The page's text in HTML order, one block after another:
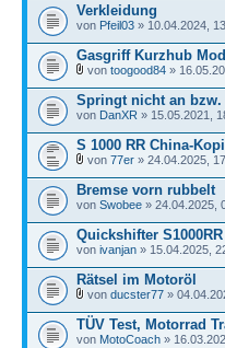
Verkleidung
von Pfeil03 » 10.04.2024,
Gasgriff Kurzhub
von toogood84 »
Springt nicht an
von DanXR » 15.05.2021,
S 1000 RR China-
von 77er » 24.04.2025,
Bremse vorn rubbelt
von Swobee » 24.04.2025,
Quickshifter S1000RR
von ivanjan » 15.04.2025,
Rätsel im Motoröl
von ducster77 »
TÜV Test, Motorrad
von MotoCoach »